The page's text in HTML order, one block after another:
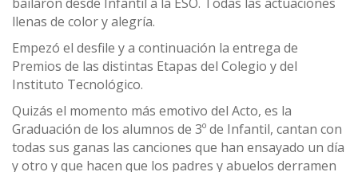
llenas de color y alegría.
Empezó el desfile y a continuación la entrega de
Premios de las distintas Etapas del Colegio y del
Instituto Tecnológico.
Quizás el momento más emotivo del Acto, es la
Graduación de los alumnos de 3º de Infantil, cantan con
todas sus ganas las canciones que han ensayado un día
y otro y que hacen que los padres y abuelos derramen